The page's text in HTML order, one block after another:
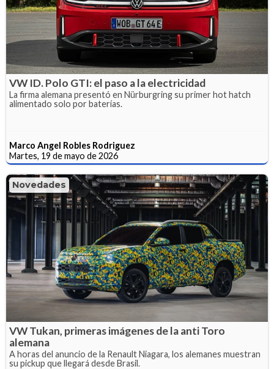
VW ID. Polo GTI: el paso a la electricidad
La firma alemana presentó en Nürburgring su primer hot hatch
alimentado solo por baterías.
Marco Angel Robles Rodriguez
Martes, 19 de mayo de 2026
Novedades
VW Tukan, primeras imágenes de la anti Toro
alemana
A horas del anuncio de la Renault Niagara, los alemanes muestran
su pickup que llegará desde Brasil.